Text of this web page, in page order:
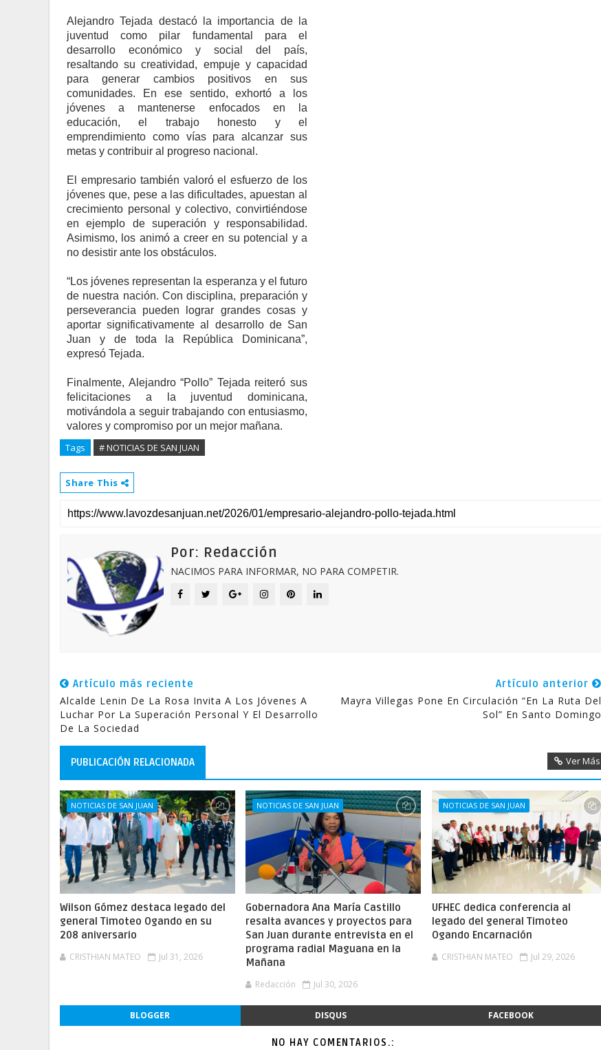
Alejandro Tejada destacó la importancia de la
juventud como pilar fundamental para el
desarrollo económico y social del país,
resaltando su creatividad, empuje y capacidad
para generar cambios positivos en sus
comunidades. En ese sentido, exhortó a los
jóvenes a mantenerse enfocados en la
educación, el trabajo honesto y el
emprendimiento como vías para alcanzar sus
metas y contribuir al progreso nacional.
El empresario también valoró el esfuerzo de los
jóvenes que, pese a las dificultades, apuestan al
crecimiento personal y colectivo, convirtiéndose
en ejemplo de superación y responsabilidad.
Asimismo, los animó a creer en su potencial y a
no desistir ante los obstáculos.
“Los jóvenes representan la esperanza y el futuro
de nuestra nación. Con disciplina, preparación y
perseverancia pueden lograr grandes cosas y
aportar significativamente al desarrollo de San
Juan y de toda la República Dominicana”,
expresó Tejada.
Finalmente, Alejandro “Pollo” Tejada reiteró sus
felicitaciones a la juventud dominicana,
motivándola a seguir trabajando con entusiasmo,
valores y compromiso por un mejor mañana.
Tags # NOTICIAS DE SAN JUAN
Share This
Por: Redacción
NACIMOS PARA INFORMAR, NO PARA COMPETIR.
Artículo más reciente
Alcalde Lenin De La Rosa Invita A Los Jóvenes A
Luchar Por La Superación Personal Y El Desarrollo
De La Sociedad
Artículo anterior
Mayra Villegas Pone En Circulación “En La Ruta Del
Sol” En Santo Domingo
PUBLICACIÓN RELACIONADA Ver Más
NOTICIAS DE SAN JUAN
Wilson Gómez destaca legado del
general Timoteo Ogando en su
208 aniversario
CRISTHIAN MATEO Jul 31, 2026
NOTICIAS DE SAN JUAN
Gobernadora Ana María Castillo
resalta avances y proyectos para
San Juan durante entrevista en el
programa radial Maguana en la
Mañana
Redacción Jul 30, 2026
NOTICIAS DE SAN JUAN
UFHEC dedica conferencia al
legado del general Timoteo
Ogando Encarnación
CRISTHIAN MATEO Jul 29, 2026
BLOGGER DISQUS FACEBOOK
NO HAY COMENTARIOS.: